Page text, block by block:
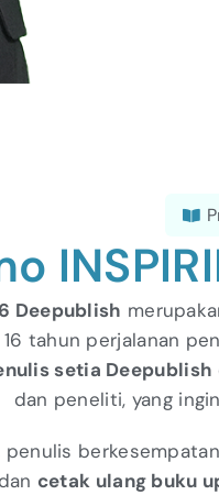
Deepublish
tahun perjalanan
setia Deepublish
dan peneliti, yang
penulis
cetak ulang buku